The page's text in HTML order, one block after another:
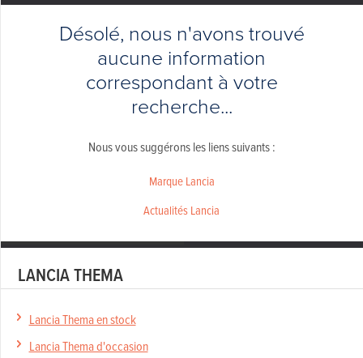
Désolé, nous n'avons trouvé
aucune information
correspondant à votre
recherche...
Nous vous suggérons les liens suivants :
Marque Lancia
Actualités Lancia
LANCIA THEMA
Lancia Thema en stock
Lancia Thema d'occasion